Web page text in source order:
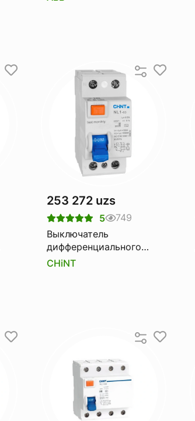
253 272 uzs
5
749
Выключатель
дифференциального
тока Узо CHINT nl1-63
CHiNT